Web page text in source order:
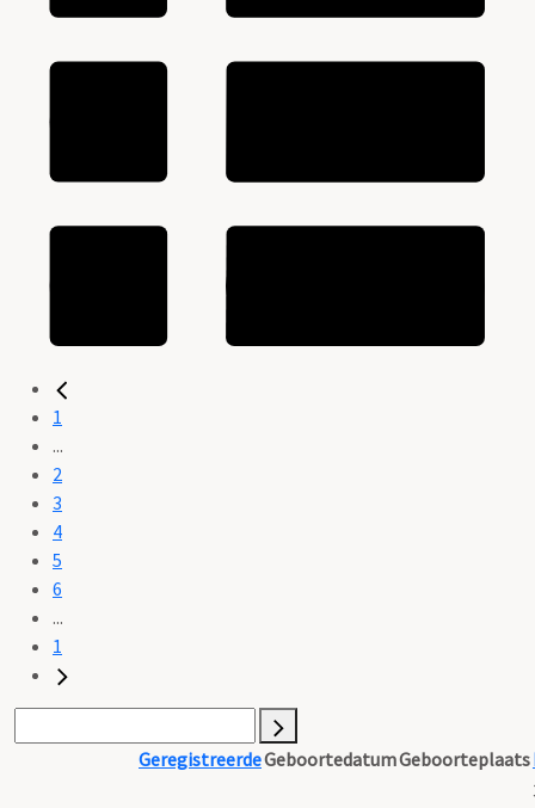
1
...
2
3
4
5
6
...
1
GeregistreerdeGeboortedatumGeboorteplaats